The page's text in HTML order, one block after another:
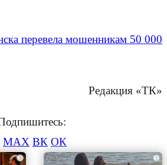
перевела мошенникам 50 000
Редакция «ТК»
MAX ВК ОК
i i